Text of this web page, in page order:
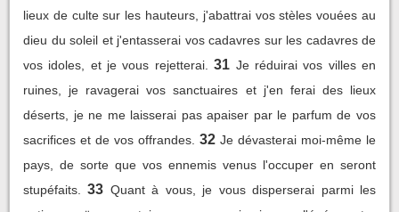
lieux de culte sur les hauteurs, j'abattrai vos stèles vouées au
dieu du soleil et j'entasserai vos cadavres sur les cadavres de
vos idoles, et je vous rejetterai.
31 Je réduirai vos villes en
ruines, je ravagerai vos sanctuaires et j'en ferai des lieux
déserts, je ne me laisserai pas apaiser par le parfum de vos
sacrifices et de vos offrandes. 32 Je dévasterai moi-même le
pays, de sorte que vos ennemis venus l'occuper en seront
stupéfaits.
33 Quant à vous, je vous disperserai parmi les